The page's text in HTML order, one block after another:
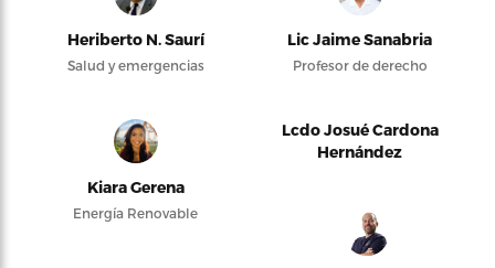
Heriberto N. Saurí
Salud y emergencias
Lic Jaime Sanabria
Profesor de derecho
Kiara Gerena
Energía Renovable
Lcdo Josué Cardona
Hernández